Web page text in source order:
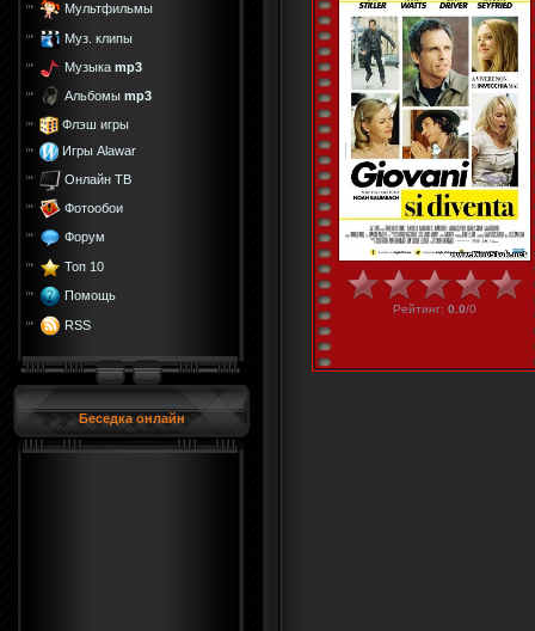
Мультфильмы
Муз. клипы
Музыка mp3
Альбомы mp3
Флэш игры
Игры Alawar
Онлайн ТВ
Фотообои
Форум
Топ 10
Помощь
RSS
Беседка онлайн
Рейтинг: 0.0/0